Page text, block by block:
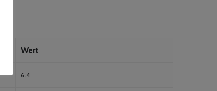
Wert
6.4